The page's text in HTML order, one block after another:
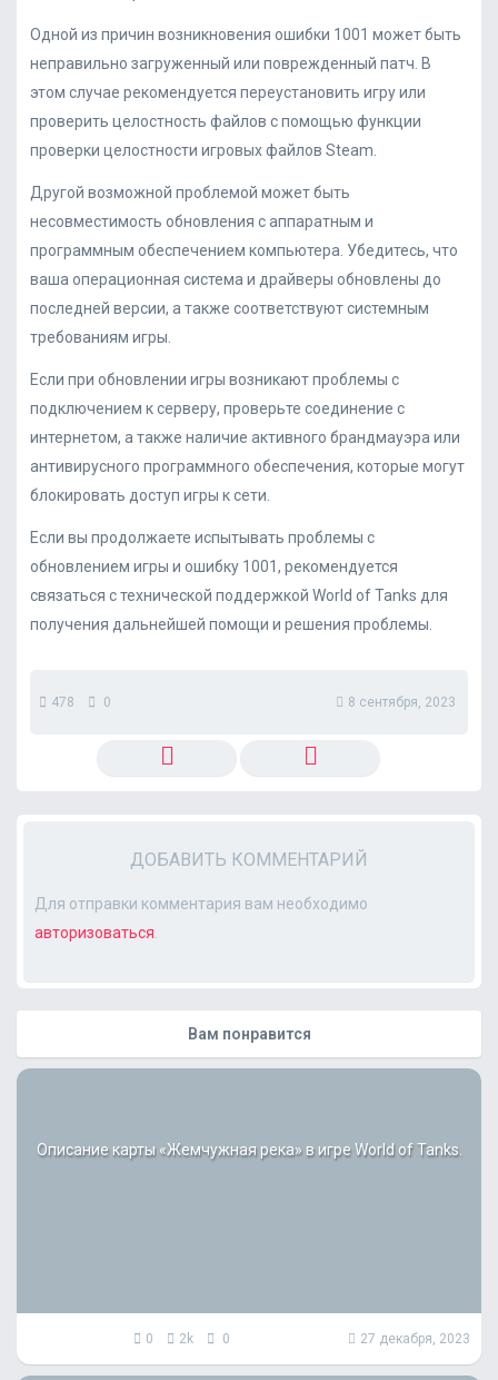
Одной из причин возникновения ошибки 1001 может быть
неправильно загруженный или поврежденный патч. В
этом случае рекомендуется переустановить игру или
проверить целостность файлов с помощью функции
проверки целостности игровых файлов Steam.
Другой возможной проблемой может быть
несовместимость обновления с аппаратным и
программным обеспечением компьютера. Убедитесь, что
ваша операционная система и драйверы обновлены до
последней версии, а также соответствуют системным
требованиям игры.
Если при обновлении игры возникают проблемы с
подключением к серверу, проверьте соединение с
интернетом, а также наличие активного брандмауэра или
антивирусного программного обеспечения, которые могут
блокировать доступ игры к сети.
Если вы продолжаете испытывать проблемы с
обновлением игры и ошибку 1001, рекомендуется
связаться с технической поддержкой World of Tanks для
получения дальнейшей помощи и решения проблемы.
478 0 8 сентября, 2023
ДОБАВИТЬ КОММЕНТАРИЙ
Для отправки комментария вам необходимо
авторизоваться
Вам понравится
Описание карты «Жемчужная река» в игре World of Tanks.
0 2k 0 27 декабря, 2023